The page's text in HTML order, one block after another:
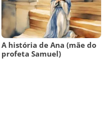
A história de Ana (mãe do
profeta Samuel)